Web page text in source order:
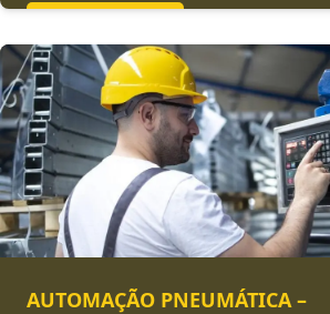
AUTOMAÇÃO PNEUMÁTICA –